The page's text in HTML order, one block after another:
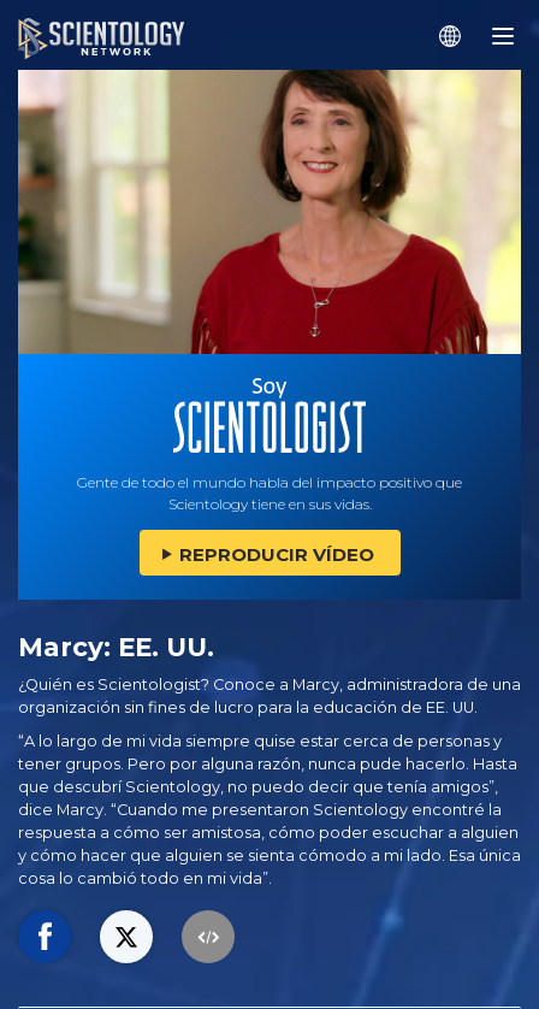
Gente de todo el mundo habla del impacto positivo que
Scientology tiene en sus vidas.
REPRODUCIR VÍDEO
Marcy: EE. UU.
¿Quién es Scientologist? Conoce a Marcy, administradora de una
organización sin fines de lucro para la educación de EE. UU.
“A lo largo de mi vida siempre quise estar cerca de personas y
tener grupos. Pero por alguna razón, nunca pude hacerlo. Hasta
que descubrí Scientology, no puedo decir que tenía amigos”,
dice Marcy. “Cuando me presentaron Scientology encontré la
respuesta a cómo ser amistosa, cómo poder escuchar a alguien
y cómo hacer que alguien se sienta cómodo a mi lado. Esa única
cosa lo cambió todo en mi vida”.